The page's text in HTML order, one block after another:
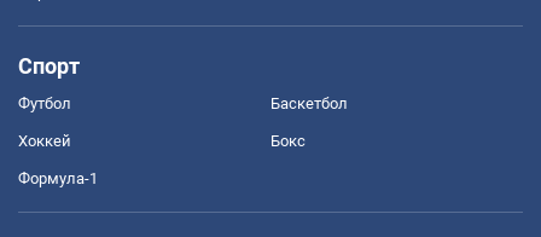
Спорт
Футбол Баскетбол
Хоккей Бокс
Формула-1